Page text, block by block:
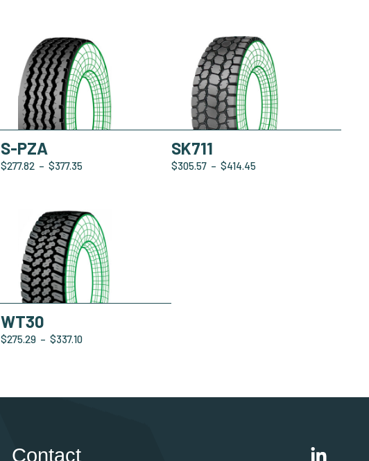
S-PZA
$277.82 – $377.35
SK711
$305.57 – $414.45
WT30
$275.29 – $337.10
Contact